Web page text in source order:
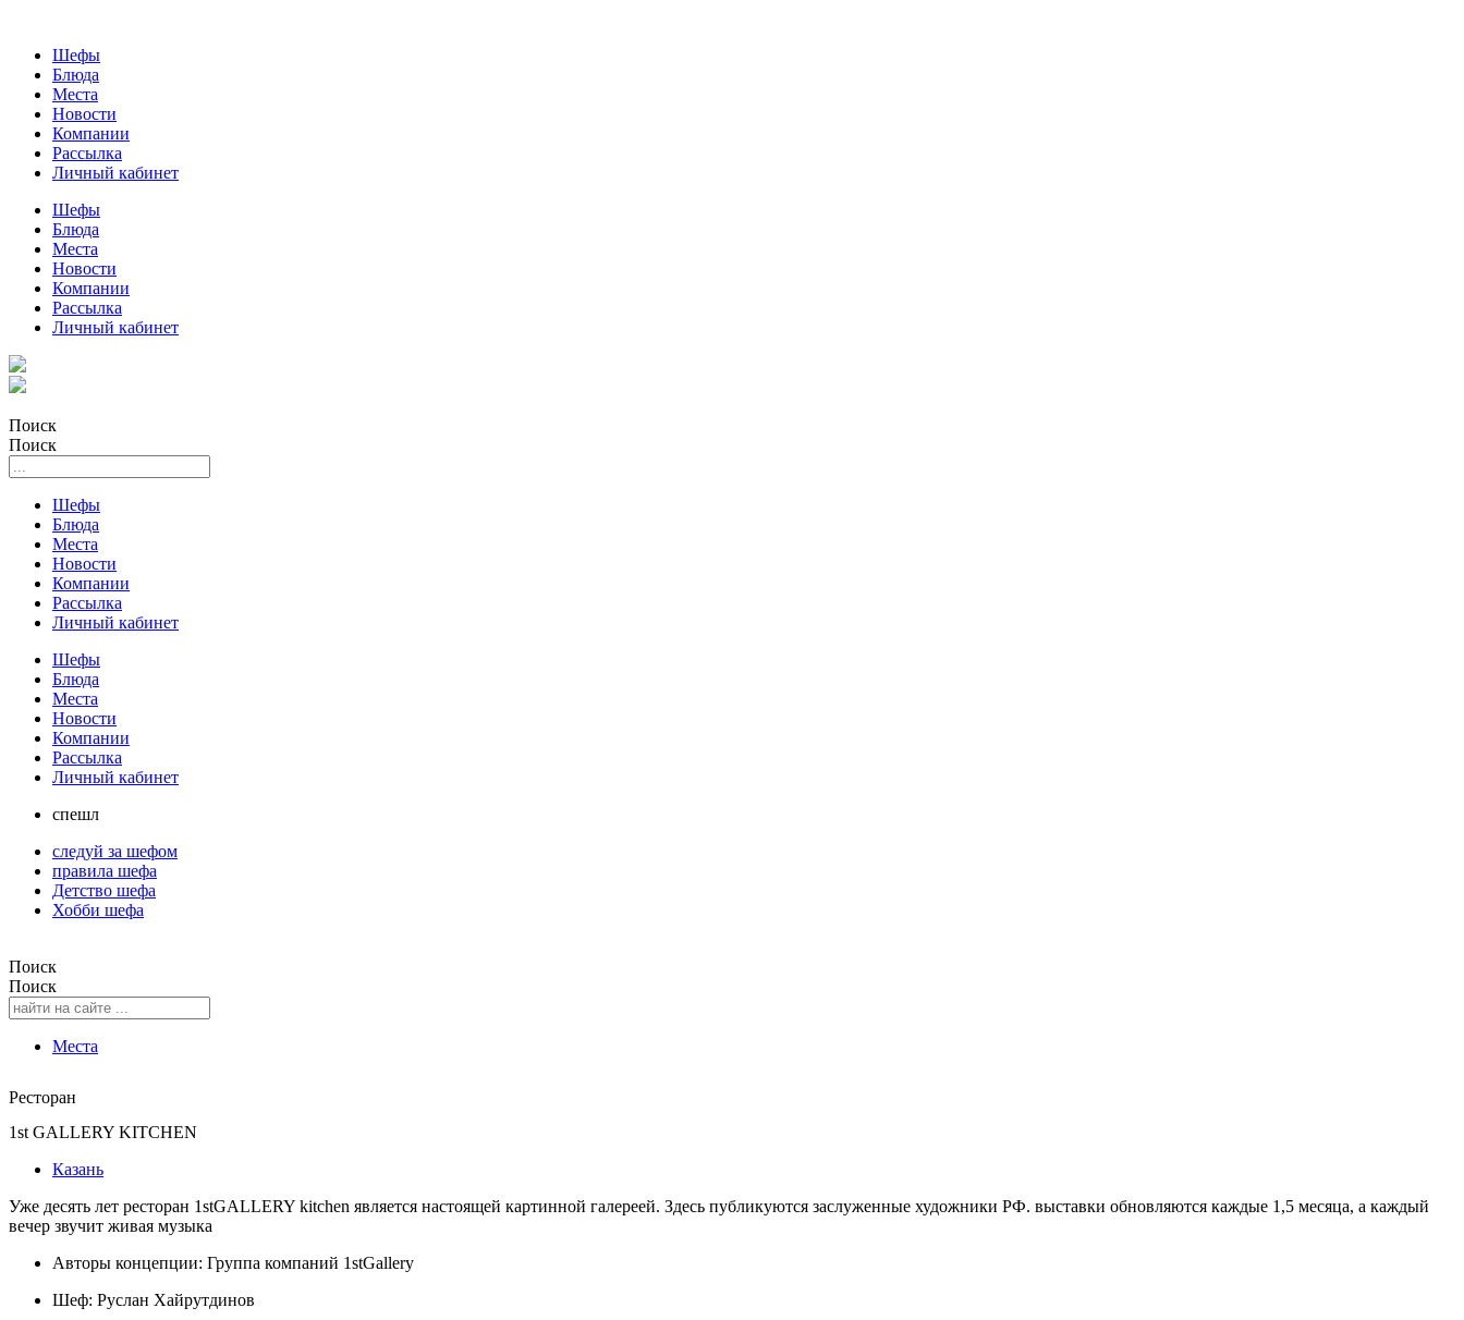
Шефы
Блюда
Места
Новости
Компании
Рассылка
Личный кабинет
Шефы
Блюда
Места
Новости
Компании
Рассылка
Личный кабинет
Поиск
Поиск
Шефы
Блюда
Места
Новости
Компании
Рассылка
Личный кабинет
Шефы
Блюда
Места
Новости
Компании
Рассылка
Личный кабинет
спешл
следуй за шефом
правила шефа
Детство шефа
Хобби шефа
Поиск
Поиск
Места
Ресторан
1st GALLERY KITCHEN
Казань
Уже десять лет ресторан 1stGALLERY kitchen является настоящей картинной галереей. Здесь публикуются заслуженные художники РФ. выставки обновляются каждые 1,5 месяца, а каждый
вечер звучит живая музыка
Авторы концепции: Группа компаний 1stGallery
Шеф: Руслан Хайрутдинов